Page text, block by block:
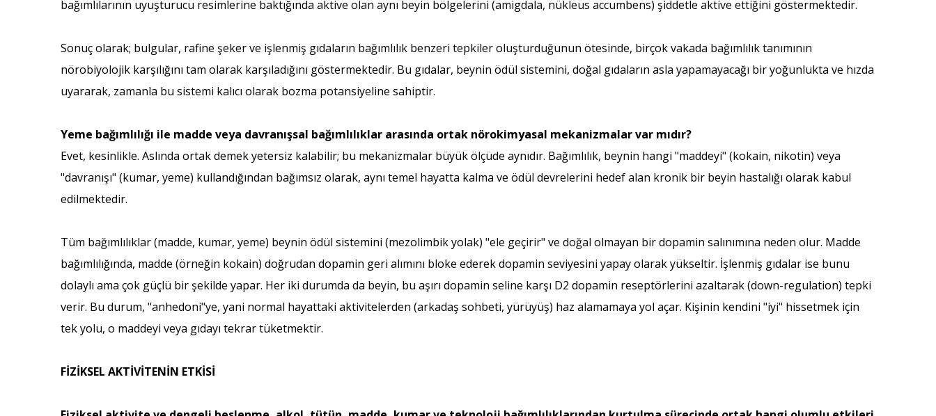
bağımlılarının uyuşturucu resimlerine baktığında aktive olan aynı beyin bölgelerini (amigdala, nükleus accumbens) şiddetle aktive ettiğini göstermektedir.
Sonuç olarak; bulgular, rafine şeker ve işlenmiş gıdaların bağımlılık benzeri tepkiler oluşturduğunun ötesinde, birçok vakada bağımlılık tanımının
nörobiyolojik karşılığını tam olarak karşıladığını göstermektedir. Bu gıdalar, beynin ödül sistemini, doğal gıdaların asla yapamayacağı bir yoğunlukta ve hızda
uyararak, zamanla bu sistemi kalıcı olarak bozma potansiyeline sahiptir.
Yeme bağımlılığı ile madde veya davranışsal bağımlılıklar arasında ortak nörokimyasal mekanizmalar var mıdır?
Evet, kesinlikle. Aslında ortak demek yetersiz kalabilir; bu mekanizmalar büyük ölçüde aynıdır. Bağımlılık, beynin hangi "maddeyi" (kokain, nikotin) veya
"davranışı" (kumar, yeme) kullandığından bağımsız olarak, aynı temel hayatta kalma ve ödül devrelerini hedef alan kronik bir beyin hastalığı olarak kabul
edilmektedir.
Tüm bağımlılıklar (madde, kumar, yeme) beynin ödül sistemini (mezolimbik yolak) "ele geçirir" ve doğal olmayan bir dopamin salınımına neden olur. Madde
bağımlılığında, madde (örneğin kokain) doğrudan dopamin geri alımını bloke ederek dopamin seviyesini yapay olarak yükseltir. İşlenmiş gıdalar ise bunu
dolaylı ama çok güçlü bir şekilde yapar. Her iki durumda da beyin, bu aşırı dopamin seline karşı D2 dopamin reseptörlerini azaltarak (down-regulation) tepki
verir. Bu durum, "anhedoni"ye, yani normal hayattaki aktivitelerden (arkadaş sohbeti, yürüyüş) haz alamamaya yol açar. Kişinin kendini "iyi" hissetmek için
tek yolu, o maddeyi veya gıdayı tekrar tüketmektir.
FİZİKSEL AKTİVİTENİN ETKİSİ